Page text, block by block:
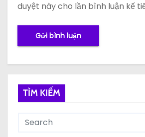
duyệt này cho lần bình luận kế
TÌM KIẾM